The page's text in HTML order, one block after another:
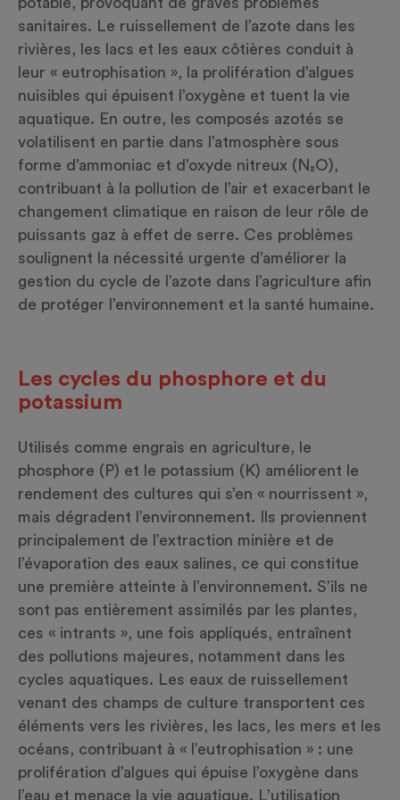
sanitaires. Le ruissellement de l’azote dans les
rivières, les lacs et les eaux côtières conduit à
leur « eutrophisation », la prolifération d’algues
nuisibles qui épuisent l’oxygène et tuent la vie
aquatique. En outre, les composés azotés se
volatilisent en partie dans l’atmosphère sous
forme d’ammoniac et d’oxyde nitreux (N₂O),
contribuant à la pollution de l’air et exacerbant le
changement climatique en raison de leur rôle de
puissants gaz à effet de serre. Ces problèmes
soulignent la nécessité urgente d’améliorer la
gestion du cycle de l’azote dans l’agriculture afin
de protéger l’environnement et la santé humaine.
Les cycles du phosphore et du
potassium
Utilisés comme engrais en agriculture, le
phosphore (P) et le potassium (K) améliorent le
rendement des cultures qui s’en « nourrissent »,
mais dégradent l’environnement. Ils proviennent
principalement de l’extraction minière et de
l’évaporation des eaux salines, ce qui constitue
une première atteinte à l’environnement. S’ils ne
sont pas entièrement assimilés par les plantes,
ces « intrants », une fois appliqués, entraînent
des pollutions majeures, notamment dans les
cycles aquatiques. Les eaux de ruissellement
venant des champs de culture transportent ces
éléments vers les rivières, les lacs, les mers et les
océans, contribuant à « l’eutrophisation » : une
prolifération d’algues qui épuise l’oxygène dans
l’eau et menace la vie aquatique. L’utilisation